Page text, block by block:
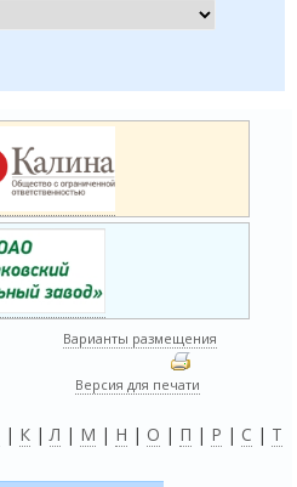
Варианты размещения
Версия для печати
| К |Л | М | Н | О | П | Р | С | Т